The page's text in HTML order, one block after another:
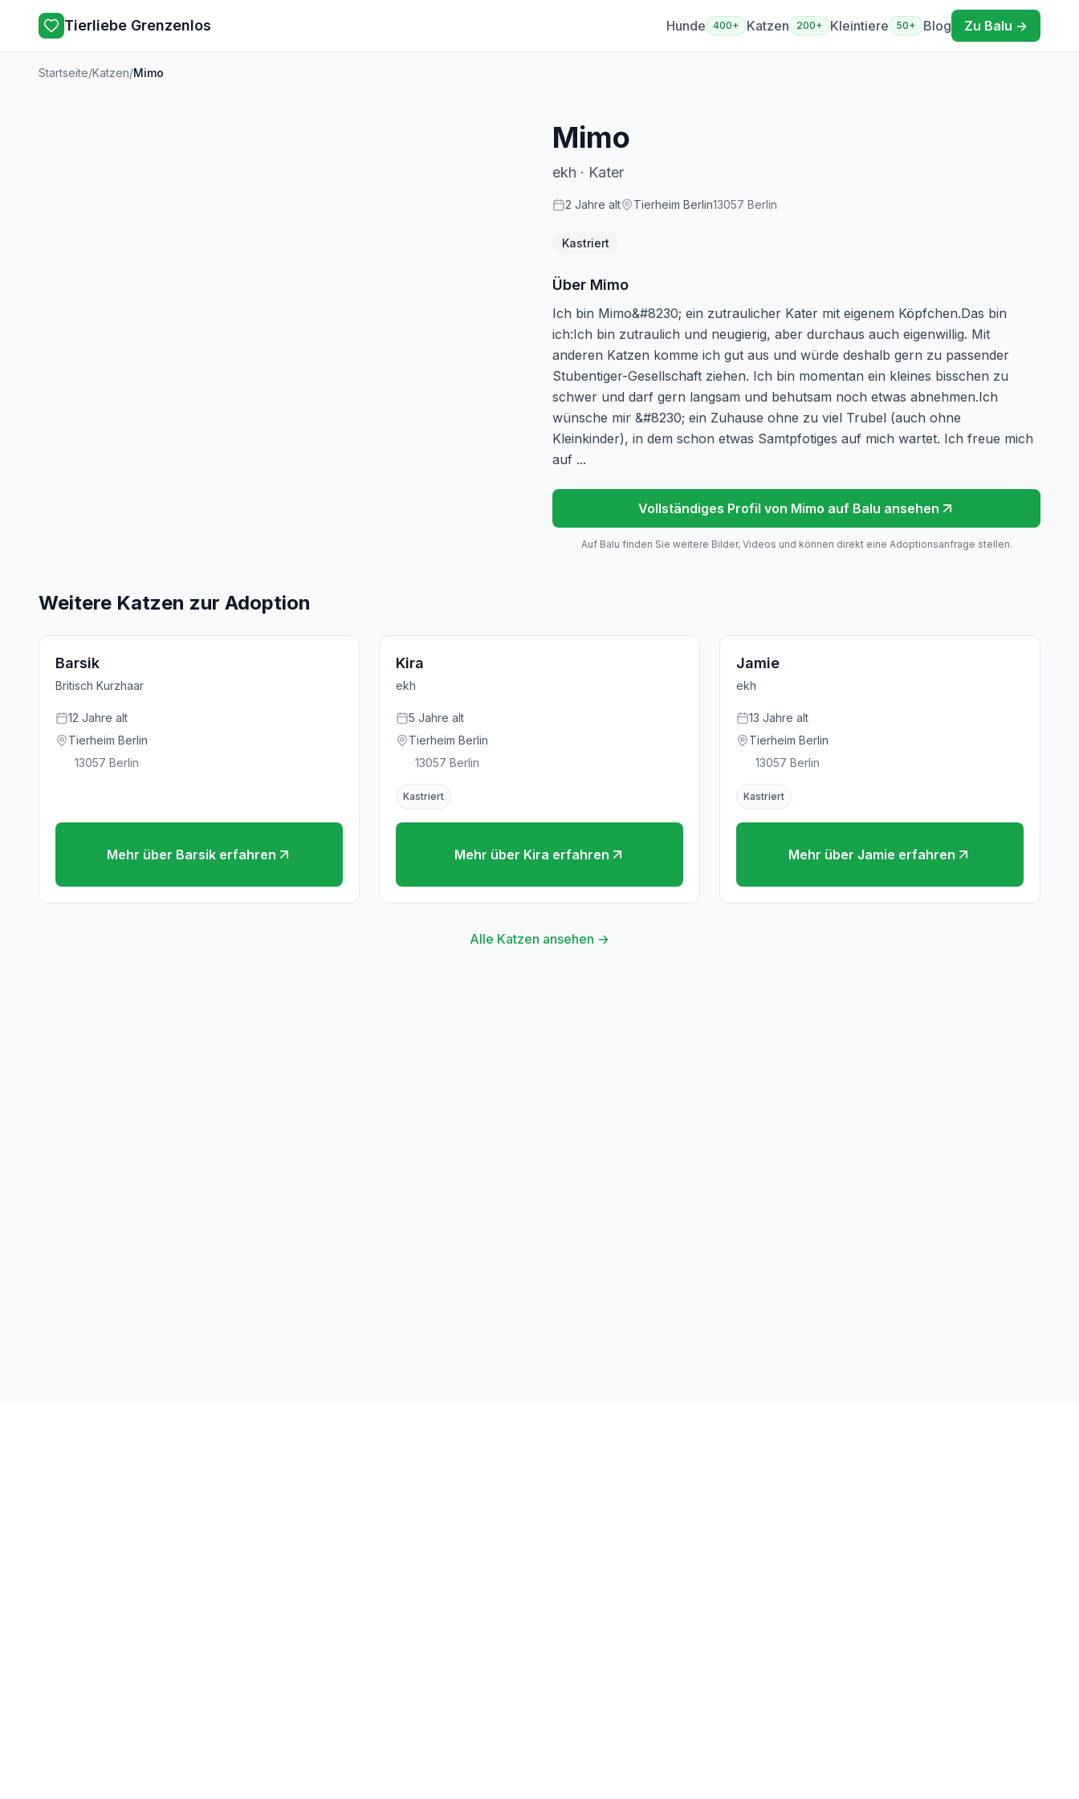
Tierliebe Grenzenlos Hunde 400+ Katzen 200+ Kleintiere 50+ Blog Zu Balu →
Startseite/Katzen/Mimo
Mimo
ekh · Kater
2 Jahre alt Tierheim Berlin13057 Berlin
Kastriert
Über Mimo
Ich bin Mimo&#8230; ein zutraulicher Kater mit eigenem Köpfchen.Das bin
ich:Ich bin zutraulich und neugierig, aber durchaus auch eigenwillig. Mit
anderen Katzen komme ich gut aus und würde deshalb gern zu passender
Stubentiger-Gesellschaft ziehen. Ich bin momentan ein kleines bisschen zu
schwer und darf gern langsam und behutsam noch etwas abnehmen.Ich
wünsche mir &#8230; ein Zuhause ohne zu viel Trubel (auch ohne
Kleinkinder), in dem schon etwas Samtpfotiges auf mich wartet. Ich freue mich
auf ...
Vollständiges Profil von Mimo auf Balu ansehen
Auf Balu finden Sie weitere Bilder, Videos und können direkt eine Adoptionsanfrage stellen.
Weitere Katzen zur Adoption
Barsik
Britisch Kurzhaar
12 Jahre alt
Tierheim Berlin
13057 Berlin
Mehr über Barsikerfahren
Kira
ekh
5 Jahre alt
Tierheim Berlin
13057 Berlin
Kastriert
Mehr über Kira erfahren
Jamie
ekh
13 Jahre alt
Tierheim Berlin
13057 Berlin
Kastriert
Mehr über Jamie erfahren
Alle Katzen ansehen →